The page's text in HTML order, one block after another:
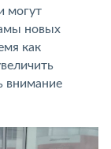
могут
новых
как
внимание